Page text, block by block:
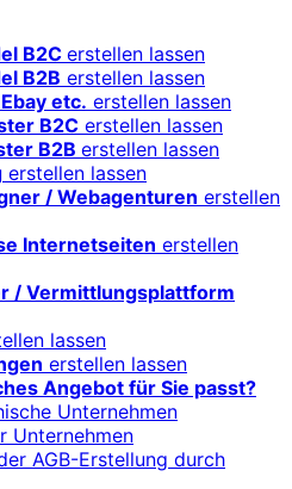
Datenschutz und
Innovationen rechtssicher
B2C erstellen lassen
B2B erstellen lassen
etc. erstellen lassen
B2C erstellen lassen
B2B erstellen lassen
erstellen lassen
/ Webagenturen erstellen
Internetseiten erstellen
/ Vermittlungsplattform
lassen
erstellen lassen
Angebot für Sie passt?
Unternehmen
Unternehmen
AGB-Erstellung durch